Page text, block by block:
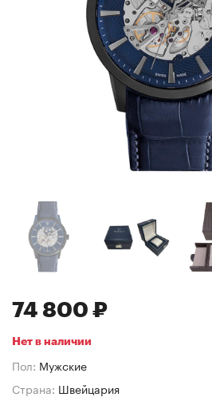
74 800 ₽
Нет в наличии
Пол: Мужские
Страна: Швейцария